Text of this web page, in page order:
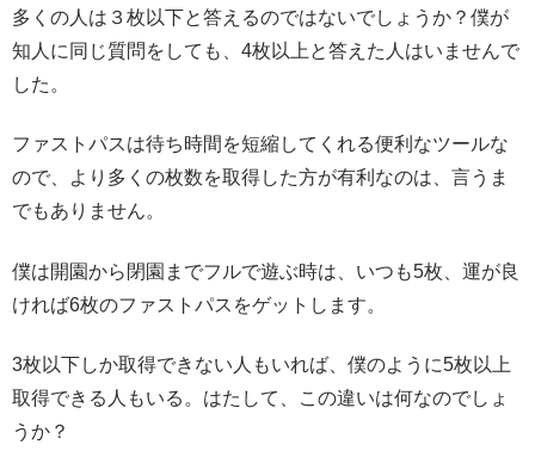
多くの人は３枚以下と答えるのではないでしょうか？僕が
知人に同じ質問をしても、4枚以上と答えた人はいませんで
した。
ファストパスは待ち時間を短縮してくれる便利なツールな
ので、より多くの枚数を取得した方が有利なのは、言うま
でもありません。
僕は開園から閉園までフルで遊ぶ時は、いつも5枚、運が良
ければ6枚のファストパスをゲットします。
3枚以下しか取得できない人もいれば、僕のように5枚以上
取得できる人もいる。はたして、この違いは何なのでしょ
うか？